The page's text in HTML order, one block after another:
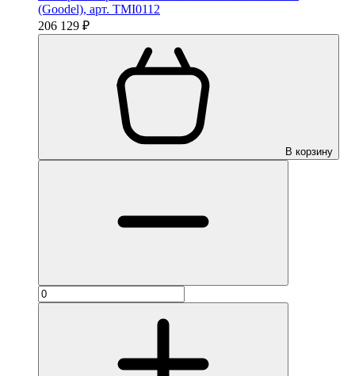
(Goodel), арт. TMI0112
206 129 ₽
В корзину